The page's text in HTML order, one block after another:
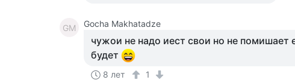
GM Gocha Makhatadze
чужои не надо иест свои но не помишает
будет
8 лет 1